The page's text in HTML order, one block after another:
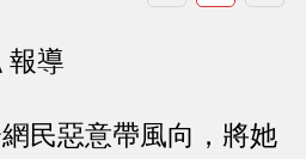
報導
民惡意帶風向，將她